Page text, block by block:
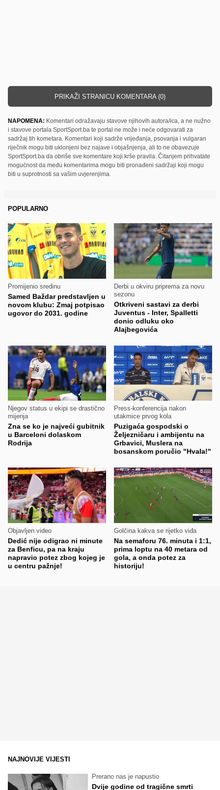
PRIKAŽI STRANICU KOMENTARA (0)
NAPOMENA: Komentari odražavaju stavove njihovih autora/ica, a ne nužno
i stavove portala SportSport.ba te portal ne može i neće odgovarati za
sadržaj tih kometara. Komentari koji sadrže vrijeđanja, psovanja i vulgaran
riječnik mogu biti uklonjeni bez najave i objašnjenja, ali to ne obavezuje
SportSport.ba da obriše sve komentare koji krše pravila. Čitanjem prihvatate
mogućnost da među komentarima mogu biti pronađeni sadržaji koji mogu
biti u suprotnosti sa vašim uvjerenjima.
POPULARNO
Promijenio sredinu
Samed Baždar predstavljen u
novom klubu: Zmaj potpisao
ugovor do 2031. godine
Derbi u okviru priprema za novu
sezonu
Otkriveni sastavi za derbi
Juventus - Inter, Spalletti
donio odluku oko
Alajbegovića
Njegov status u ekipi se drastično
mijenja
Zna se ko je najveći gubitnik
u Barceloni dolaskom
Rodrija
Press-konferencija nakon
utakmice prvog kola
Puzigaća gospodski o
Željezničaru i ambijentu na
Grbavici, Muslera na
bosanskom poručio "Hvala!"
Objavljen video
Dedić nije odigrao ni minute
za Benficu, pa na kraju
napravio potez zbog kojeg je
u centru pažnje!
Golčina kakva se rijetko viđa
Na semaforu 76. minuta i 1:1,
prima loptu na 40 metara od
gola, a onda potez za
historiju!
NAJNOVIJE VIJESTI
Prerano nas je napustio
Dvije godine od tragične smrti